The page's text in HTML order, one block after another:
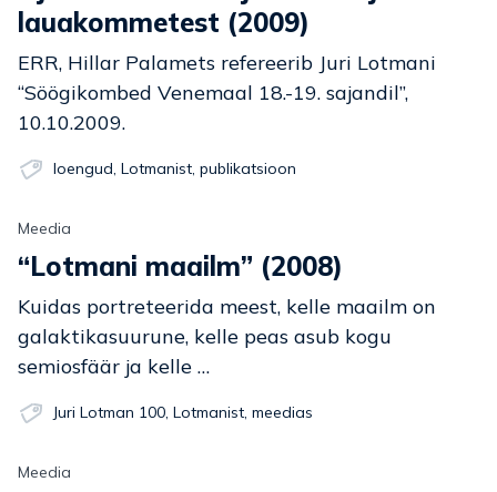
lauakommetest (2009)
ERR, Hillar Palamets refereerib Juri Lotmani
“Söögikombed Venemaal 18.-19. sajandil”,
10.10.2009.
loengud, Lotmanist, publikatsioon
Meedia
“Lotmani maailm” (2008)
Kuidas portreteerida meest, kelle maailm on
galaktikasuurune, kelle peas asub kogu
semiosfäär ja kelle …
Juri Lotman 100, Lotmanist, meedias
Meedia